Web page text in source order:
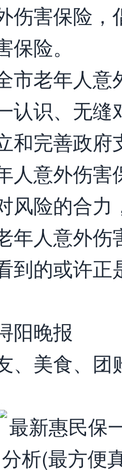
伤害保险
险。
市老年人
认识、无
和完善政
人意外伤
风险的合
年人意外
或许正
晚报
食、团